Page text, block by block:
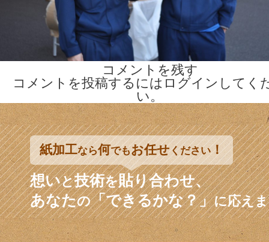
コメントを残す
コメントを投稿するには ログイン してく
い。
紙加工なら何でもお任せください！
想いと技術を貼り合わせ、
あなたの「できるかな？」に応え